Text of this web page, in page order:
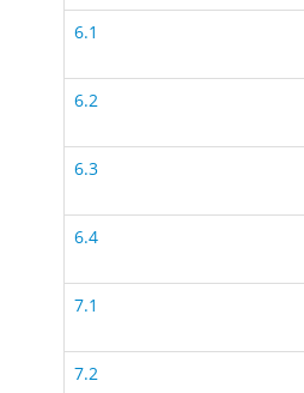
6.1
6.2
6.3
6.4
7.1
7.2